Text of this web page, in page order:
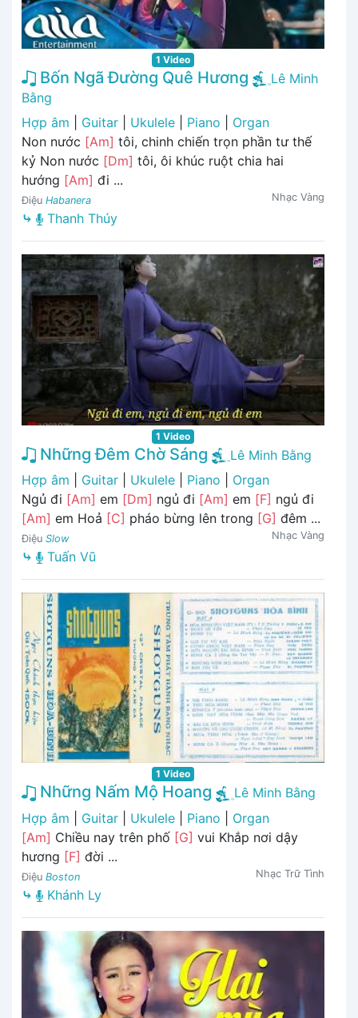
1 Video
Bốn Ngã Đường Quê Hương
Lê Minh
Bằng
Hợp âm
Guitar Ukulele Piano
Organ
Non nước [Am] tôi, chinh chiến trọn phần tư thế
kỷ Non nước [Dm] tôi, ôi khúc ruột chia hai
hướng [Am] đi ...
Điệu Habanera Nhạc Vàng
⤷ Thanh Thúy
1 Video
Những Đêm Chờ Sáng
Lê Minh Bằng
Hợp âm
Guitar Ukulele Piano
Organ
Ngủ đi [Am] em [Dm] ngủ đi [Am] em [F] ngủ đi
[Am] em Hoả [C] pháo bừng lên trong [G] đêm ...
Điệu Slow Nhạc Vàng
⤷ Tuấn Vũ
1 Video
Những Nấm Mộ Hoang
Lê Minh Bằng
Hợp âm
Guitar Ukulele Piano
Organ
[Am] Chiều nay trên phố [G] vui Khắp nơi dậy
hương [F] đời ...
Điệu Boston Nhạc Trữ Tình
⤷ Khánh Ly